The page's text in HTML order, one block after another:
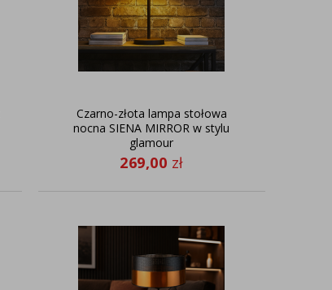
Czarno-złota lampa stołowa
nocna SIENA MIRROR w stylu
glamour
269,00 zł